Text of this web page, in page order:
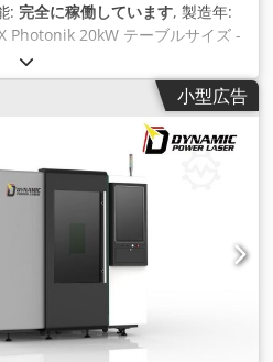
: 完全に稼働しています, 製造年:
Photonik 20kW テーブルサイズ -
6000 ソフトウェア -
ド - Boci BLT442 オートフォー
ナルバルブ - SMC パワースタビ
Cedpfx Aewnpztom Herf 耐
め精度：±0.05 mm/m X/Y繰返し
最大走行速度：120 m/分 最大加
6000 電源 - 380V 50Hz 三相
小型広告